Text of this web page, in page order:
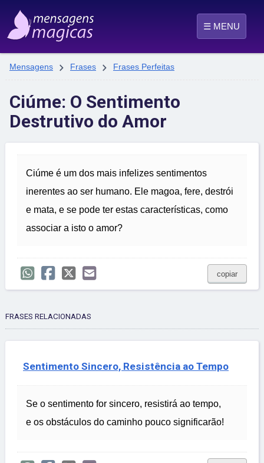
☰ MENU
Mensagens  Frases  Frases Perfeitas
Ciúme: O Sentimento
Destrutivo do Amor
Ciúme é um dos mais infelizes sentimentos
inerentes ao ser humano. Ele magoa, fere, destrói
e mata, e se pode ter estas características, como
associar a isto o amor?
copiar
FRASES RELACIONADAS
Sentimento Sincero, Resistência ao Tempo
Se o sentimento for sincero, resistirá ao tempo,
e os obstáculos do caminho pouco significarão!